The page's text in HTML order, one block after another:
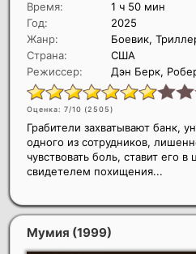
Время:
1 ч 50 мин
Год:
2025
Жанр:
Боевик,
Страна:
США
Режиссер:
Дэн Берк,
Оценка: 7/10 (2505)
Грабители захватывают банк,
одного из сотрудников,
чувствовать боль, ставит его
свидетелем похищения...
Мумия (1999)